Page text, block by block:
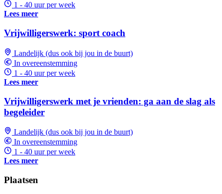
1 - 40 uur per week
Lees meer
Vrijwilligerswerk: sport coach
Landelijk (dus ook bij jou in de buurt)
In overeenstemming
1 - 40 uur per week
Lees meer
Vrijwilligerswerk met je vrienden: ga aan de slag als
begeleider
Landelijk (dus ook bij jou in de buurt)
In overeenstemming
1 - 40 uur per week
Lees meer
Plaatsen